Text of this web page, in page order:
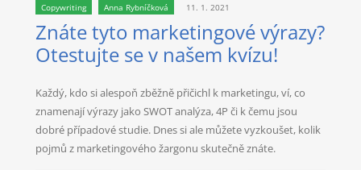
Copywriting Anna Rybníčková 11. 1. 2021
Znáte tyto marketingové výrazy?
Otestujte se v našem kvízu!
Každý, kdo si alespoň zběžně přičichl k marketingu, ví, co
znamenají výrazy jako SWOT analýza, 4P či k čemu jsou
dobré případové studie. Dnes si ale můžete vyzkoušet, kolik
pojmů z marketingového žargonu skutečně znáte.